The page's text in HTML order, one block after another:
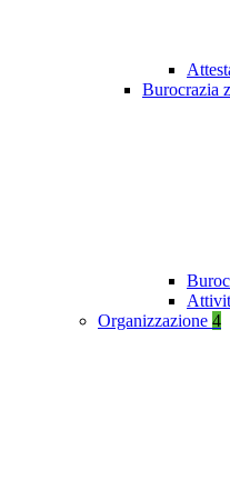
Burocrazia
Organizzazione 4